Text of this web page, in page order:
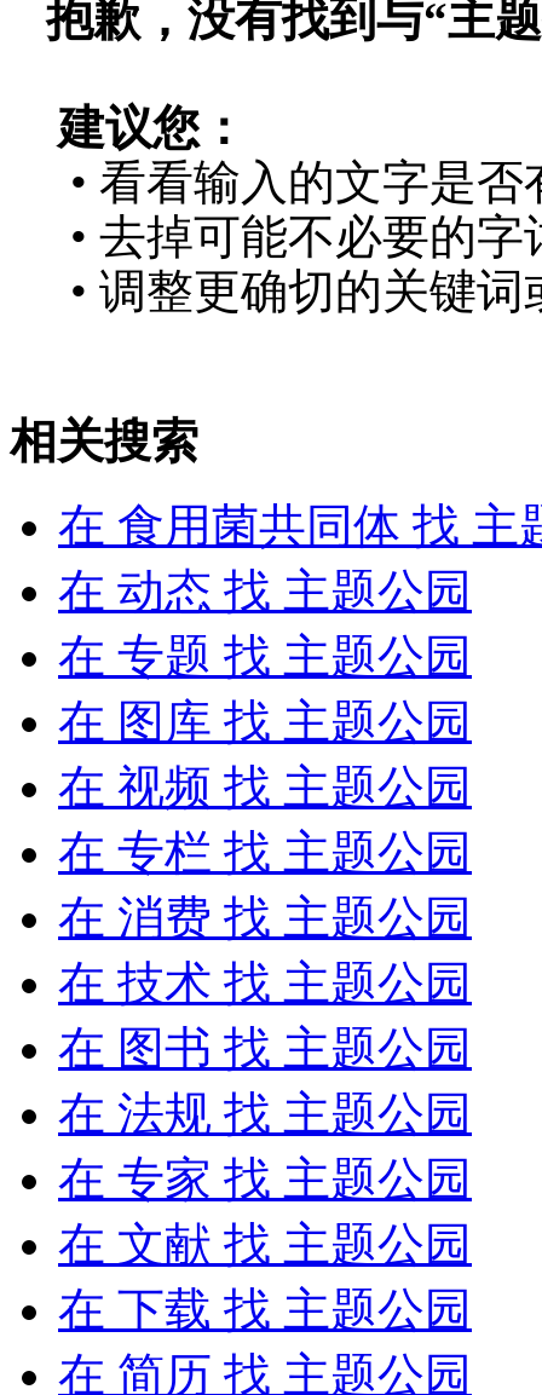
抱歉，没有找到与“主
建议您：
• 看看输入的文字是否
• 去掉可能不必要的字
• 调整更确切的关键
相关搜索
在 食用菌共同体 找 主
在 动态 找 主题公园
在 专题 找 主题公园
在 图库 找 主题公园
在 视频 找 主题公园
在 专栏 找 主题公园
在 消费 找 主题公园
在 技术 找 主题公园
在 图书 找 主题公园
在 法规 找 主题公园
在 专家 找 主题公园
在 文献 找 主题公园
在 下载 找 主题公园
在 简历 找 主题公园